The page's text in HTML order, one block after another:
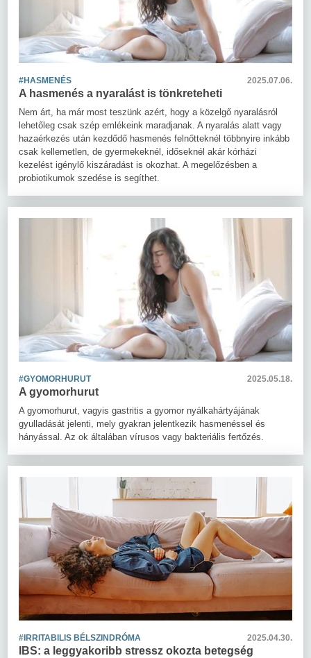
#HASMENÉS 2025.07.06.
A hasmenés a nyaralást is tönkreteheti
Nem árt, ha már most teszünk azért, hogy a közelgő nyaralásról
lehetőleg csak szép emlékeink maradjanak. A nyaralás alatt vagy
hazaérkezés után kezdődő hasmenés felnőtteknél többnyire inkább
csak kellemetlen, de gyermekeknél, időseknél akár kórházi
kezelést igénylő kiszáradást is okozhat. A megelőzésben a
probiotikumok szedése is segíthet.
#GYOMORHURUT 2025.05.18.
A gyomorhurut
A gyomorhurut, vagyis gastritis a gyomor nyálkahártyájának
gyulladását jelenti, mely gyakran jelentkezik hasmenéssel és
hányással. Az ok általában vírusos vagy bakteriális fertőzés.
#IRRITABILIS BÉLSZINDRÓMA 2025.04.30.
IBS: a leggyakoribb stressz okozta betegség